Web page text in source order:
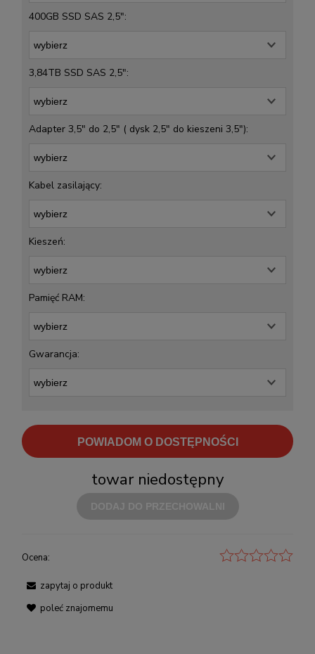
400GB SSD SAS 2,5":
3,84TB SSD SAS 2,5":
Adapter 3,5" do 2,5" ( dysk 2,5" do kieszeni 3,5"):
Kabel zasilający:
Kieszeń:
Pamięć RAM:
Gwarancja:
POWIADOM O DOSTĘPNOŚCI
towar niedostępny
Ocena:
zapytaj o produkt
poleć znajomemu